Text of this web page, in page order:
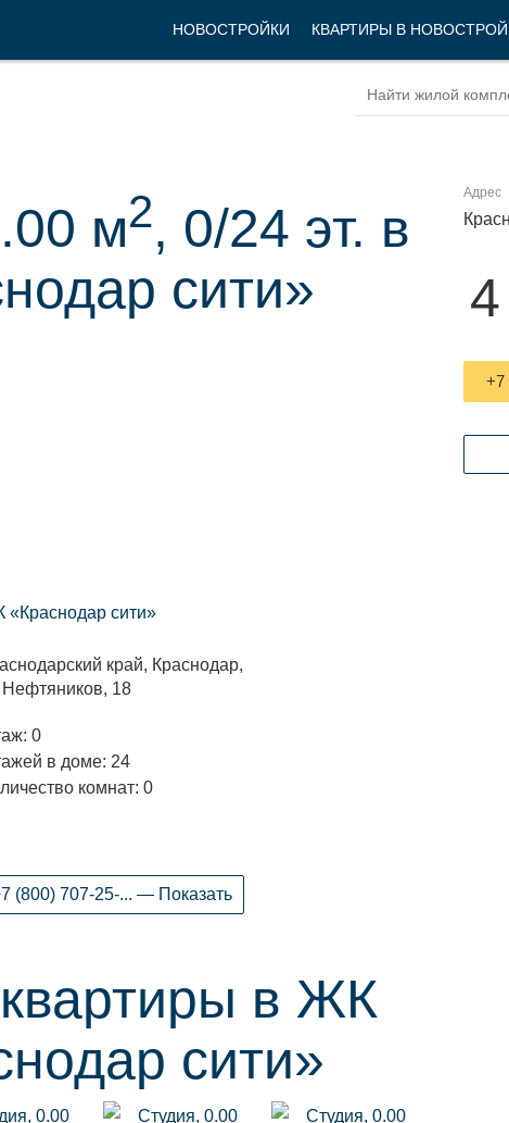
НОВОСТРОЙКИ КВАРТИРЫ В
м2, 0/24 эт. в
сити»
«Краснодар сити»
край, Краснодар,
18
0
в доме: 24
комнат: 0
(800) 707-25-... — Показать
в ЖК
сити»
Адрес
+7